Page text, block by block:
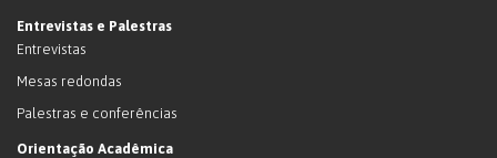
Entrevistas e Palestras
Entrevistas
Mesas redondas
Palestras e conferências
Orientação Acadêmica